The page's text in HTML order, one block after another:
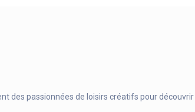
des passionnées de loisirs créatifs pour